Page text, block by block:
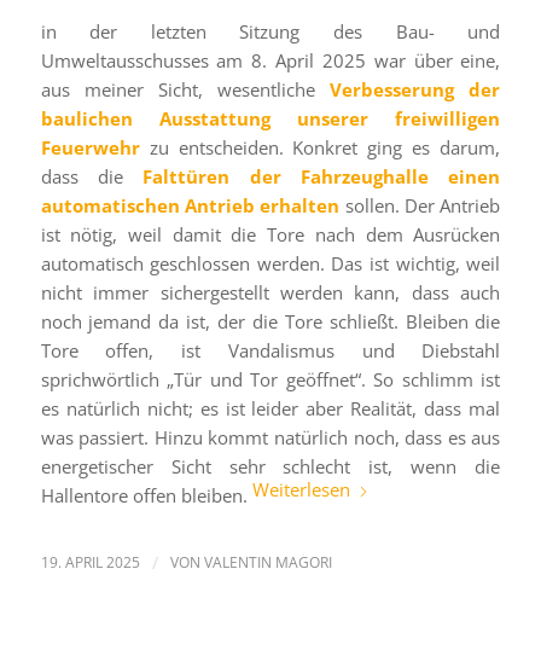
in der letzten Sitzung des Bau- und
Umweltausschusses am 8. April 2025 war über eine,
aus meiner Sicht, wesentlicheVerbesserung der
baulichen Ausstattung unserer freiwilligen
Feuerwehrzu entscheiden. Konkret ging es darum,
dass die Falttüren der Fahrzeughalle einen
automatischen Antrieb erhalten sollen. Der Antrieb
ist nötig, weil damit die Tore nach dem Ausrücken
automatisch geschlossen werden. Das ist wichtig, weil
nicht immer sichergestellt werden kann, dass auch
noch jemand da ist, der die Tore schließt. Bleiben die
Tore offen, ist Vandalismus und Diebstahl
sprichwörtlich „Tür und Tor geöffnet“. So schlimm ist
es natürlich nicht; es ist leider aber Realität, dass mal
was passiert. Hinzu kommt natürlich noch, dass es aus
energetischer Sicht sehr schlecht ist, wenn die
Hallentore offen bleiben. Weiterlesen
19. APRIL 2025 / VON VALENTIN MAGORI